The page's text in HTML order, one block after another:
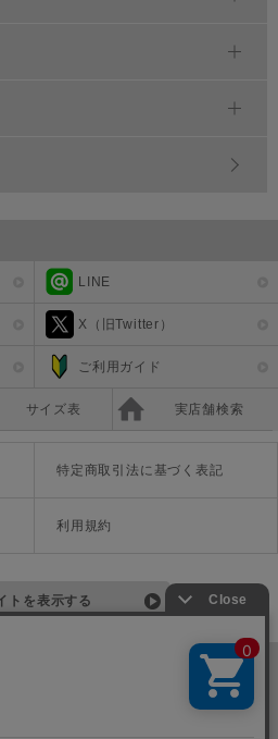
LINE
X（旧Twitter）
ご利用ガイド
サイズ表 実店舗検索
特定商取引法に基づく表記
利用規約
トを表示する
"Winnie the Pooh" works by A.A. Milne and E.H. Shepard.